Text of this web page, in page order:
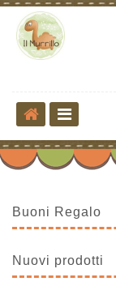
Buoni Regalo
Nuovi prodotti